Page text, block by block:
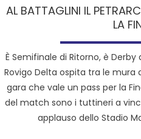
AL BATTAGLINI IL
LA
È Semifinale di Ritorno, è Derby
Rovigo Delta ospita tra le mura
gara che vale un pass per la
del match sono i tuttineri a
applauso dello Stadio